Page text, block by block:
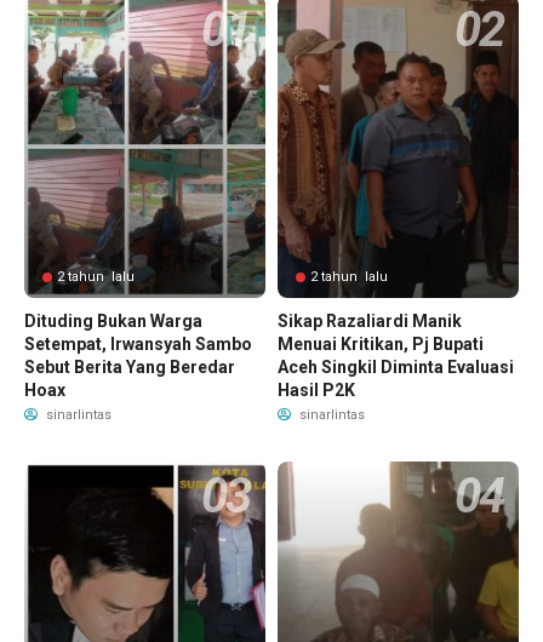
2 tahun lalu
Dituding Bukan Warga
Setempat, Irwansyah Sambo
Sebut Berita Yang Beredar
Hoax
sinarlintas
2 tahun lalu
Sikap Razaliardi Manik
Menuai Kritikan, Pj Bupati
Aceh Singkil Diminta Evaluasi
Hasil P2K
sinarlintas